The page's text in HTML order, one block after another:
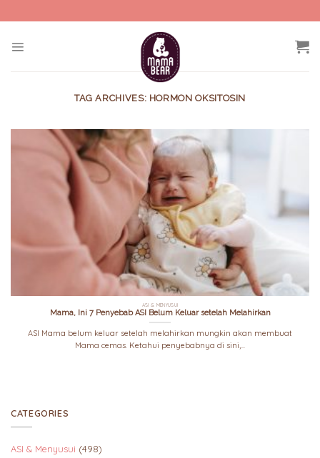
to
TAG ARCHIVES: HORMON OKSITOSIN
ASI & MENYUSUI
Mama, Ini 7 Penyebab ASI Belum Keluar setelah Melahirkan
ASI Mama belum keluar setelah melahirkan mungkin akan membuat
Mama cemas. Ketahui penyebabnya di sini,...
CATEGORIES
ASI & Menyusui (498)